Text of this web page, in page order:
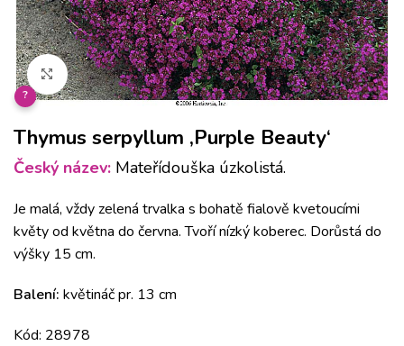
Klikněte pro zvětšení
?
Thymus serpyllum ‚Purple Beauty‘
Český název: Mateřídouška úzkolistá.
Je malá, vždy zelená trvalka s bohatě fialově kvetoucími
květy od května do června. Tvoří nízký koberec. Dorůstá do
výšky 15 cm.
Balení: květináč pr. 13 cm
Kód: 28978